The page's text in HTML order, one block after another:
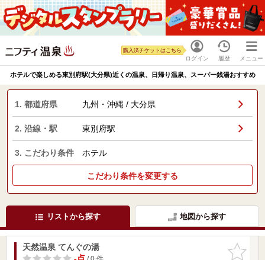
ログイン
購入済チケットはこちら
履歴 メニュー
ホテルで楽しめる東別府駅(大分県)近くの温泉、日帰り温泉、スーパー銭湯おすすめ
1. 都道府県 九州・沖縄 / 大分県
2. 沿線・駅 東別府駅
3. こだわり条件 ホテル
こだわり条件を変更する
リストから探す 地図から探す
お気に入
りに追加
天然温泉 てんぐの湯